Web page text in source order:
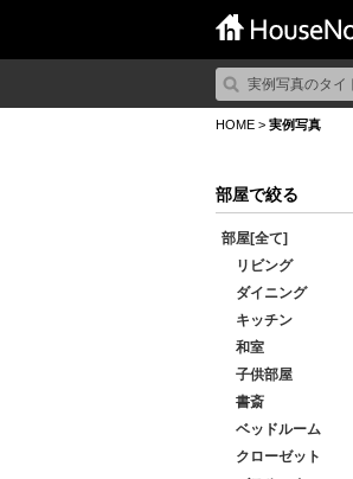
HOME > 実例写真
部屋で絞る
部屋[全て]
リビング
ダイニング
キッチン
和室
子供部屋
書斎
ベッドルーム
クローゼット